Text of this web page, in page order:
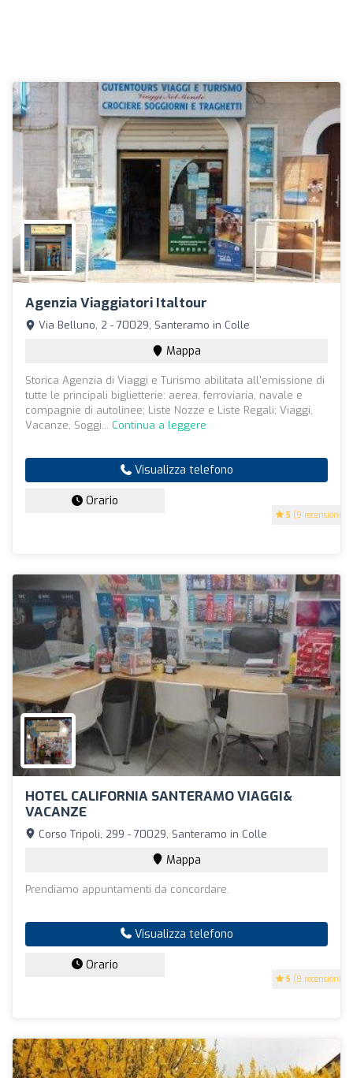
Agenzia Viaggiatori Italtour
5 (9 recensioni)
Via Belluno, 2 - 70029, Santeramo in Colle
Mappa
Storica Agenzia di Viaggi e Turismo abilitata all'emissione di
tutte le principali biglietterie: aerea, ferroviaria, navale e
compagnie di autolinee; Liste Nozze e Liste Regali; Viaggi,
Vacanze, Soggi... Continua a leggere
Visualizza telefono
Orario
HOTEL CALIFORNIA SANTERAMO VIAGGI&
VACANZE
5 (8 recensioni)
Corso Tripoli, 299 - 70029, Santeramo in Colle
Mappa
Prendiamo appuntamenti da concordare.
Visualizza telefono
Orario